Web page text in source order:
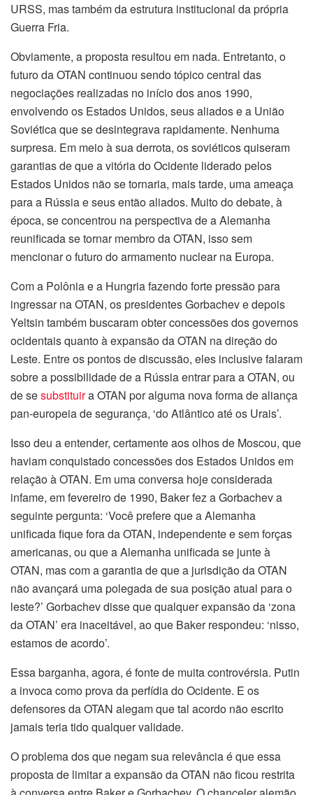
URSS, mas também da estrutura institucional da própria
Guerra Fria.
Obviamente, a proposta resultou em nada. Entretanto, o
futuro da OTAN continuou sendo tópico central das
negociações realizadas no início dos anos 1990,
envolvendo os Estados Unidos, seus aliados e a União
Soviética que se desintegrava rapidamente. Nenhuma
surpresa. Em meio à sua derrota, os soviéticos quiseram
garantias de que a vitória do Ocidente liderado pelos
Estados Unidos não se tornaria, mais tarde, uma ameaça
para a Rússia e seus então aliados. Muito do debate, à
época, se concentrou na perspectiva de a Alemanha
reunificada se tornar membro da OTAN, isso sem
mencionar o futuro do armamento nuclear na Europa.
Com a Polônia e a Hungria fazendo forte pressão para
ingressar na OTAN, os presidentes Gorbachev e depois
Yeltsin também buscaram obter concessões dos governos
ocidentais quanto à expansão da OTAN na direção do
Leste. Entre os pontos de discussão, eles inclusive falaram
sobre a possibilidade de a Rússia entrar para a OTAN, ou
de sesubstituira OTAN por alguma nova forma de aliança
pan-europeia de segurança, ‘do Atlântico até os Urais’.
Isso deu a entender, certamente aos olhos de Moscou, que
haviam conquistado concessões dos Estados Unidos em
relação à OTAN. Em uma conversa hoje considerada
infame, em fevereiro de 1990, Baker fez a Gorbachev a
seguinte pergunta: ‘Você prefere que a Alemanha
unificada fique fora da OTAN, independente e sem forças
americanas, ou que a Alemanha unificada se junte à
OTAN, mas com a garantia de que a jurisdição da OTAN
não avançará uma polegada de sua posição atual para o
leste?’ Gorbachev disse que qualquer expansão da ‘zona
da OTAN’ era inaceitável, ao que Baker respondeu: ‘nisso,
estamos de acordo’.
Essa barganha, agora, é fonte de muita controvérsia. Putin
a invoca como prova da perfídia do Ocidente. E os
defensores da OTAN alegam que tal acordo não escrito
jamais teria tido qualquer validade.
O problema dos que negam sua relevância é que essa
proposta de limitar a expansão da OTAN não ficou restrita